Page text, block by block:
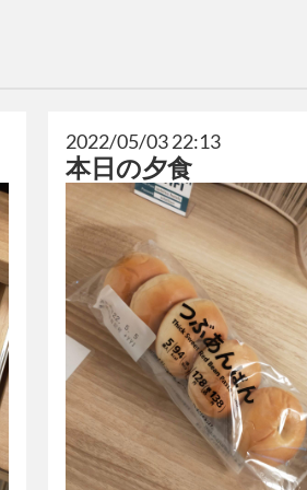
2022/05/03 22:13
本日の夕食